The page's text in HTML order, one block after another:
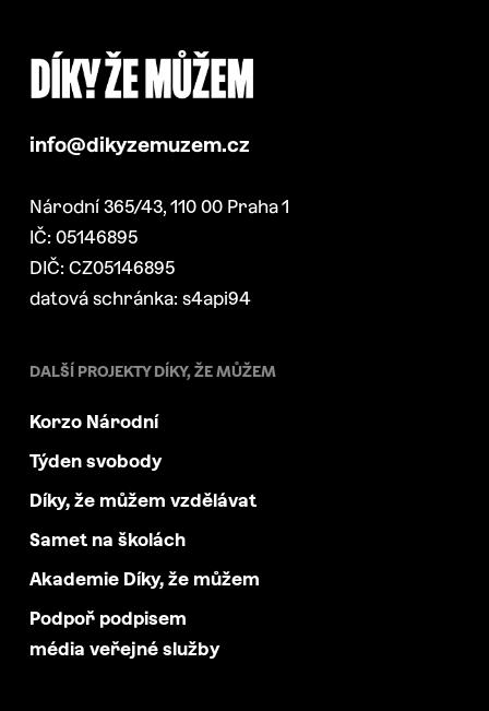
info@dikyzemuzem.cz
Národní 365/43, 110 00 Praha 1
IČ: 05146895
DIČ: CZ05146895
datová schránka: s4api94
DALŠÍ PROJEKTY DÍKY, ŽE MŮŽEM
Korzo Národní
Týden svobody
Díky, že můžem vzdělávat
Samet na školách
Akademie Díky, že můžem
Podpoř podpisem
média veřejné služby